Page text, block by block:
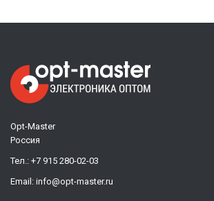
Opt-Master
Россия
Тел.: +7 915 280-02-03
Email: info@opt-master.ru